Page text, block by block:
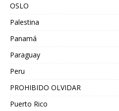
OSLO
Palestina
Panamá
Paraguay
Peru
PROHIBIDO OLVIDAR
Puerto Rico